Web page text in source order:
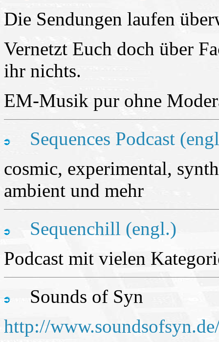
Die Sendungen laufen
Vernetzt Euch doch über
ihr nichts.
EM-Musik pur ohne
Sequences Podcast
cosmic, experimental,
ambient und mehr
Sequenchill (engl.)
Podcast mit vielen
Sounds of Syn
http://